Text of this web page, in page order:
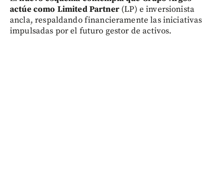
actúe como Limited Partner (LP) e inversionista
ancla, respaldando financieramente las iniciativas
impulsadas por el futuro gestor de activos.